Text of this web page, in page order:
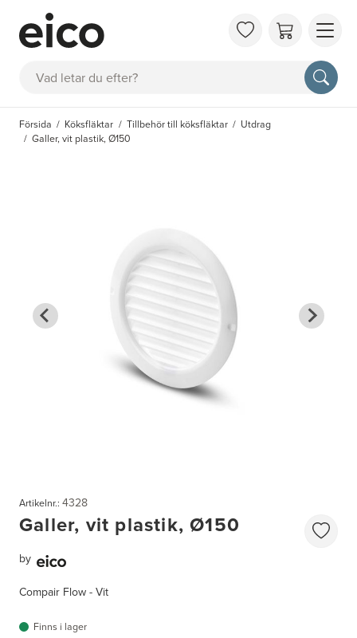
Sök
OM
FAQ
Försida Köksfläktar Tillbehör till köksfläktar
Utdrag
Galler, vit plastik, Ø150
Artikelnr.: 4328
Galler, vit plastik, Ø150
by
Compair Flow - Vit
Finns i lager